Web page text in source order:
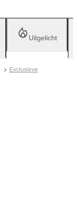
Uitgelicht
Exclusieve